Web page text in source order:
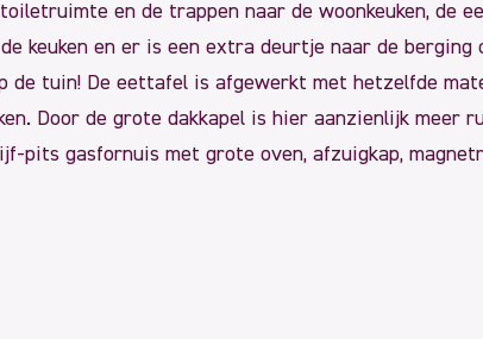
en de trappen naar de woonkeuken, de
keuken en er is een extra deurtje naar de berging
de tuin! De eettafel is afgewerkt met hetzelfde
Door de grote dakkapel is hier aanzienlijk meer
pits gasfornuis met grote oven, afzuigkap,